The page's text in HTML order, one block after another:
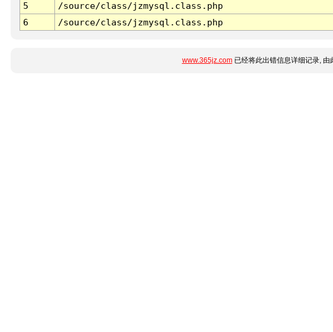
5
/source/class/jzmysql.class.php
6
/source/class/jzmysql.class.php
www.365jz.com已经将此出错信息详细记录, 由